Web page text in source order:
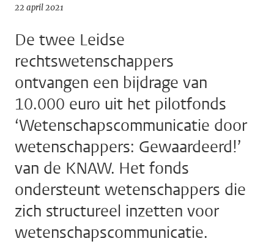
22 april 2021
De twee Leidse
rechtswetenschappers
ontvangen een bijdrage van
10.000 euro uit het pilotfonds
‘Wetenschapscommunicatie door
wetenschappers: Gewaardeerd!’
van de KNAW. Het fonds
ondersteunt wetenschappers die
zich structureel inzetten voor
wetenschapscommunicatie.